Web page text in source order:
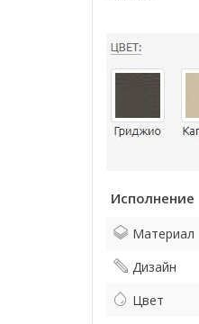
Исполнение
Материал
Дизайн
Цвет